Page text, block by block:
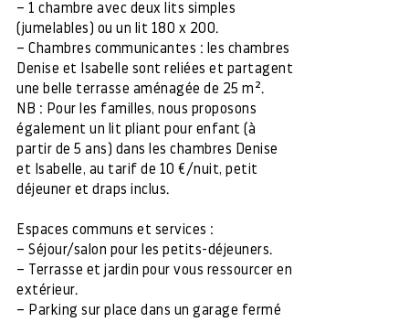
– 1 chambre avec deux lits simples
(jumelables) ou un lit 180 x 200.
– Chambres communicantes : les chambres
Denise et Isabelle sont reliées et partagent
une belle terrasse aménagée de 25 m².
NB : Pour les familles, nous proposons
également un lit pliant pour enfant (à
partir de 5 ans) dans les chambres Denise
et Isabelle, au tarif de 10 €/nuit, petit
déjeuner et draps inclus.
Espaces communs et services :
– Séjour/salon pour les petits-déjeuners.
– Terrasse et jardin pour vous ressourcer en
extérieur.
– Parking sur place dans un garage fermé